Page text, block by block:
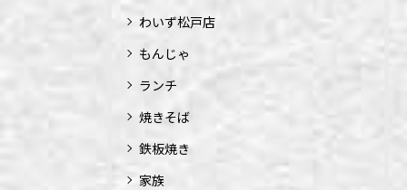
わいず松戸店
もんじゃ
ランチ
焼きそば
鉄板焼き
家族